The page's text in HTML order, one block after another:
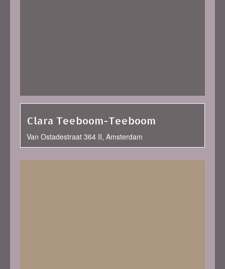
Clara Teeboom-Teeboom
Van Ostadestraat 364 II, Amsterdam